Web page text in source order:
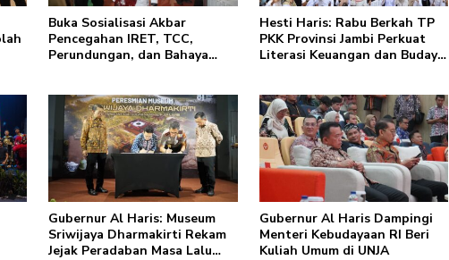
Buka Sosialisasi Akbar
Pencegahan IRET, TCC,
Perundungan, dan Bahaya
bisa jaga diri, 60% masa
depan sudah ada di tangan”
Hesti Haris: Rabu Berkah TP
PKK Provinsi Jambi Perkuat
Literasi Keuangan dan Budaya
Gubernur Al Haris: Museum
Sriwijaya Dharmakirti Rekam
Jejak Peradaban Masa Lalu
Gubernur Al Haris Dampingi
Menteri Kebudayaan RI Beri
Kuliah Umum di UNJA